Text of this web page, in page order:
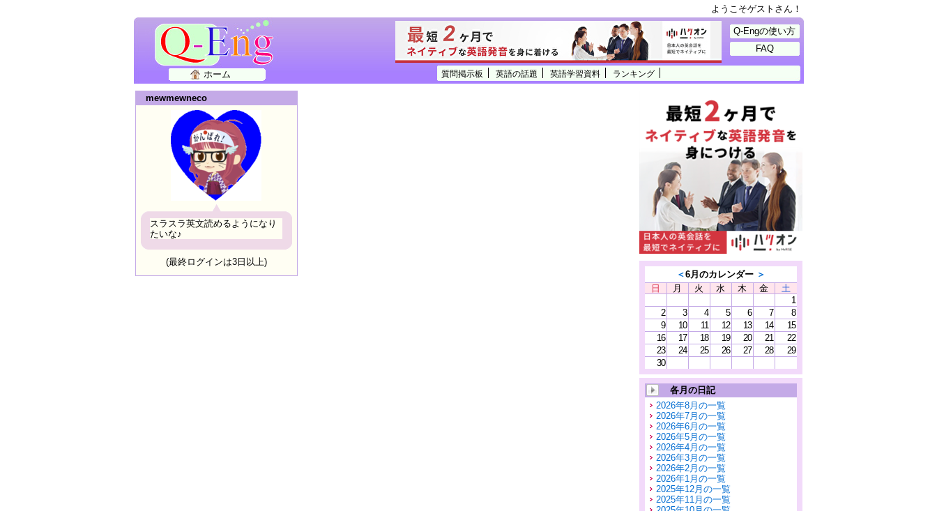
ようこそゲストさん！
質問掲示板 英語の話題 英語学習資料 ランキング
ホーム
Q-Engの使い方
FAQ
mewmewneco
スラスラ英文読めるようになり
たいな♪
(最終ログインは3日以上)
＜6月のカレンダー ＞
日
月 火 水 木 金
土
1
2
3 4 5 6 7
8
9
10 11 12 13 14
15
16
17 18 19 20 21
22
23
24 25 26 27 28
29
30
各月の日記
2026年8月の一覧
2026年7月の一覧
2026年6月の一覧
2026年5月の一覧
2026年4月の一覧
2026年3月の一覧
2026年2月の一覧
2026年1月の一覧
2025年12月の一覧
2025年11月の一覧